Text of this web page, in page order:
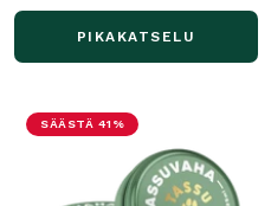
PIKAKATSELU
SÄÄSTÄ 41%